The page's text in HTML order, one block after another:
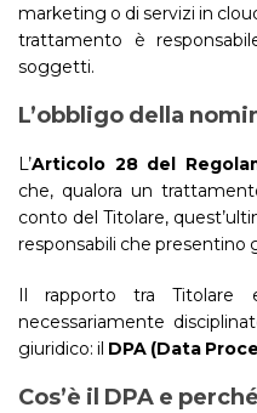
FAQ
marketing o di servizi in
trattamento è
soggetti.
L’obbligo della
L’Articolo 28 del
che, qualora un
conto del Titolare,
responsabili che presentino
Il rapporto tra Titolare
necessariamente
giuridico: il DPA (Data
Cos’è il DPA e